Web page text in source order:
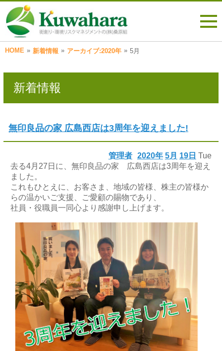
HOME » 新着情報 » アーカイブ:2020年 » 5月
新着情報
無印良品の家 広島西店は3周年を迎えました!
2020年 5月 19日 Tue
管理者
去る4月27日に、無印良品の家 広島西店は3周年を迎え
ました。
これもひとえに、お客さま、地域の皆様、株主の皆様か
らの温かいご支援、ご愛顧の賜物であり、
社員・役職員一同心より感謝申し上げます。